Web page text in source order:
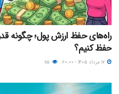
راه‌های حفظ ارزش پول؛ چگونه
حفظ کنیم؟